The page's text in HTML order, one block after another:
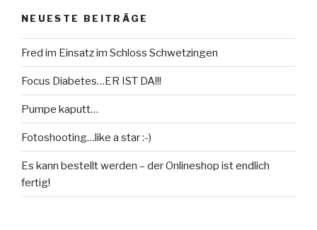
NEUESTE BEITRÄGE
Fred im Einsatz im Schloss Schwetzingen
Focus Diabetes…ER IST DA!!!
Pumpe kaputt…
Fotoshooting…like a star :-)
Es kann bestellt werden – der Onlineshop ist endlich
fertig!